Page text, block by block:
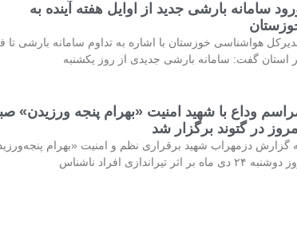
سامانه بارشی جدید از اوایل هفته آینده به
هواشناسی خوزستان با اشاره به تداوم سامانه بارشی تا
استان گفت: سامانه بارشی جدیدی از روز یکشنبه
وداع با شهید امنیت «بهرام پنجه ورزیدن»
امروز در گتوند برگزار شد
گزارش دزمهراب شهید برقراری نظم و امنیت «بهرام
۲۴ دی ماه بر اثر تیراندازی افراد ناشناس